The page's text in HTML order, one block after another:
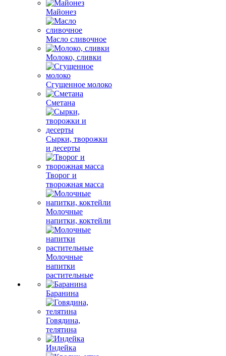
Майонез
Масло сливочное
Молоко, сливки
Сгущенное молоко
Сметана
Сырки, творожки
и десерты
Творог и
творожная масса
Молочные
напитки, коктейли
Молочные
напитки
растительные
Баранина
Говядина,
телятина
Индейка